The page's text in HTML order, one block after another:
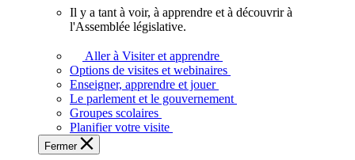
voir,
apprendre
et
à
Il y a tant à voir, à apprendre et à découvrir à
l'Assemblée législative.
Aller à Visiter et apprendre
Options de visites et webinaires
Enseigner, apprendre et jouer
Le parlement et le gouvernement
Groupes scolaires
Planifier votre visite
Fermer